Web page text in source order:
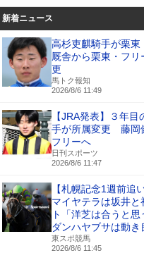
新着ニュース
高杉吏麒騎手が栗東
厩舎から栗東・フリ
更
馬トク報知
2026/8/6 11:49
【JRA発表】３年
手が所属変更 藤岡
フリーへ
日刊スポーツ
2026/8/6 11:47
【札幌記念1週前追
マイヤテラは坂井と
ト「洋芝は合うと
ダンハヤブサは動き
東スポ競馬
2026/8/6 11:45